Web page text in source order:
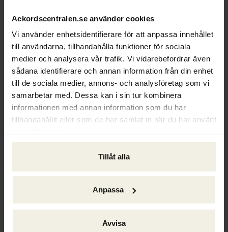
Ackordscentralen.se använder cookies
Vi använder enhetsidentifierare för att anpassa innehållet
till användarna, tillhandahålla funktioner för sociala
medier och analysera vår trafik. Vi vidarebefordrar även
sådana identifierare och annan information från din enhet
till de sociala medier, annons- och analysföretag som vi
samarbetar med. Dessa kan i sin tur kombinera
informationen med annan information som du har
tillhandahållit eller som de har samlat in när du har använt
Tillåt alla
Anpassa
Avvisa
förvaltare.
- I ca 5–10 % är det nog naturligt då det kan
vara fråga om till exempel moderbolag i en
koncern utan anställda, men resultatet är
givetvis bekymmersamt. Sedan i våras
arbetar vi aktivt med denna grupp. Vi skickar
förfrågan till rekonstruktörerna mycket
tidigt i rekonstruktionerna med uppmaning
Rebecca Jidah tycker att kraven på
rekonstruktörer borde vara högre än idag
och likna de som ställs på konkursförvaltare.
- Jag vill inte dra det så långt som att enbart